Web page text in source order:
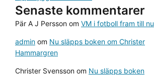
Senaste kommentarer
Pär A J Persson om VM i fotboll fram till nu
admin om Nu släpps boken om Christer
Hammargren
Christer Svensson om Nu släpps boken